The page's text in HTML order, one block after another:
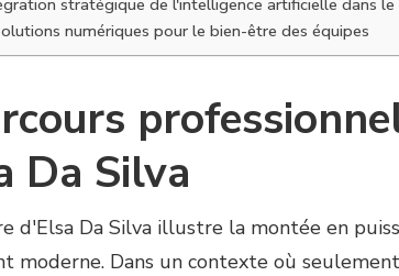
stratégique de l'intelligence artificielle dans
numériques pour le bien-être des équipes
Da Silva
d'Elsa Da Silva illustre la montée en
moderne. Dans un contexte où